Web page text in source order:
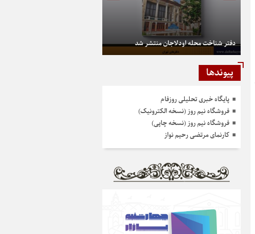
دفتر شناخت محله اودلاجان منتشر شد
پیوندها
پایگاه خبری تحلیلی روزفام
فروشگاه نیم روز (نسخه الکترونیک)
فروشگاه نیم روز (نسخه چاپی)
کارنمای مرتضی رحیم نواز